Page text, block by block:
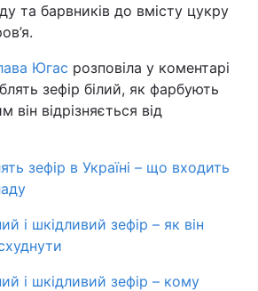
та барвників до вмісту цукру
Югас розповіла у коментарі
зефір білий, як фарбують
він відрізняється від
зефір в Україні – що входить
і шкідливий зефір – як він
і шкідливий зефір – кому